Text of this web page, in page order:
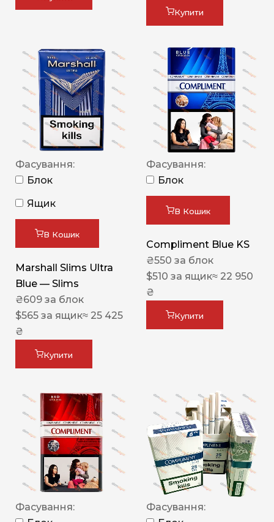
Купити
Фасування:
Блок
Ящик
В Кошик
Marshall Slims Ultra
Blue — Slims
₴609 за блок
$565 за ящик≈ 25 425
₴
Купити
Фасування:
Блок
В Кошик
Compliment Blue KS
₴550 за блок
$510 за ящик≈ 22 950
₴
Купити
Фасування:
Фасування: